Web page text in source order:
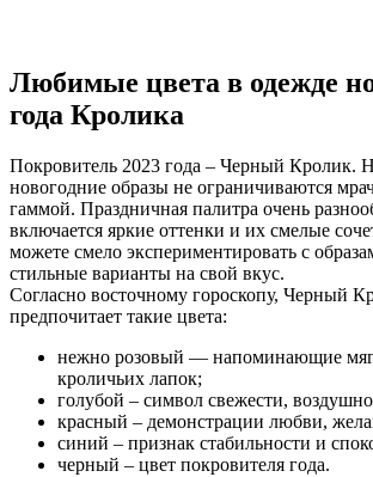
Любимые цвета в одежде
года Кролика
Покровитель 2023 года – Черный Кролик.
новогодние образы не ограничиваются
гаммой. Праздничная палитра очень
включается яркие оттенки и их смелые
можете смело экспериментировать с
стильные варианты на свой вкус.
Согласно восточному гороскопу, Черный
предпочитает такие цвета:
нежно розовый — напоминающие
кроличьих лапок;
голубой – символ свежести,
красный – демонстрации любви,
синий – признак стабильности и
черный – цвет покровителя года.